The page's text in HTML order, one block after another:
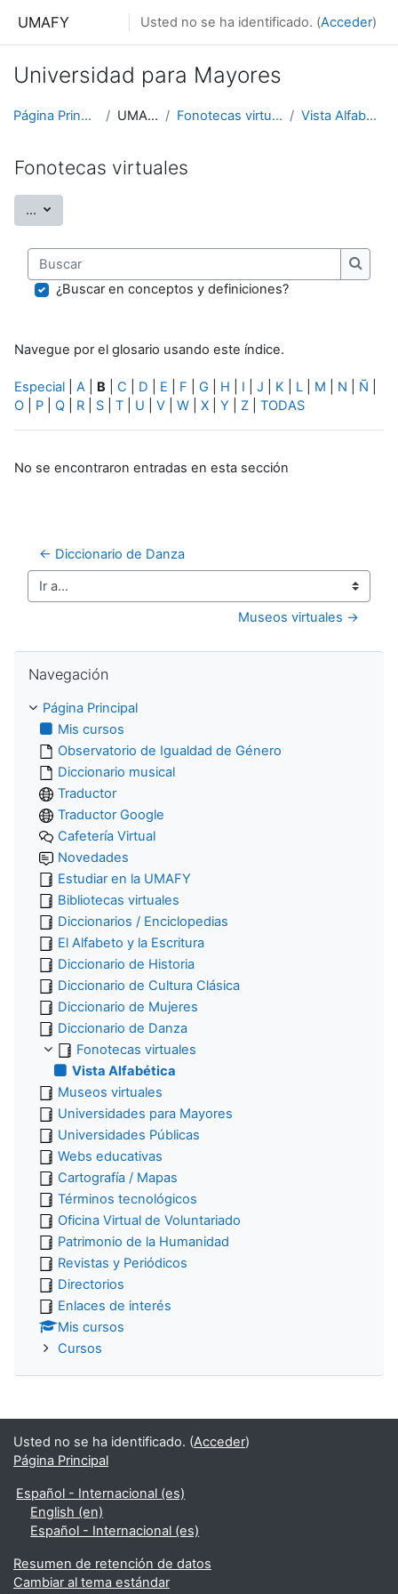
UMAFY Usted no se ha identificado. (Acceder)
Universidad para Mayores
Página Principal UMAFY Fonotecas virtuales Vista Alfabética
Fonotecas virtuales
... Exportar entradas
Buscar
Buscar
¿Buscar en conceptos y definiciones?
Navegue por el glosario usando este índice.
Especial A B C D E F G H I J K L M N Ñ
O
P Q R S T U V W X Y Z TODAS
No se encontraron entradas en esta sección
← Diccionario de Danza
Ir a...
Museos virtuales →
Navegación
Página Principal
Mis cursos
Observatorio de Igualdad de Género
Diccionario musical
Traductor
Traductor Google
Cafetería Virtual
Novedades
Estudiar en la UMAFY
Bibliotecas virtuales
Diccionarios / Enciclopedias
El Alfabeto y la Escritura
Diccionario de Historia
Diccionario de Cultura Clásica
Diccionario de Mujeres
Diccionario de Danza
Fonotecas virtuales
Vista Alfabética
Museos virtuales
Universidades para Mayores
Universidades Públicas
Webs educativas
Cartografía / Mapas
Términos tecnológicos
Oficina Virtual de Voluntariado
Patrimonio de la Humanidad
Revistas y Periódicos
Directorios
Enlaces de interés
Mis cursos
Cursos
Usted no se ha identificado. (Acceder)
Página Principal
Español - Internacional ‎(es)‎
English ‎(en)‎
Español - Internacional ‎(es)‎
Resumen de retención de datos
Cambiar al tema estándar